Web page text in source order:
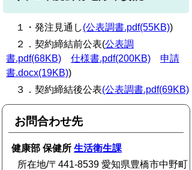
１・発注見通し(公表調書.pdf(55KB))
２．契約締結前公表(公表調
書.pdf(68KB)
仕様書.pdf(200KB)
申請
書.docx(19KB))
３．契約締結後公表(公表調書.pdf(69KB)
お問合わせ先
健康部 保健所生活衛生課
所在地/〒441-8539 愛知県豊橋市中野町